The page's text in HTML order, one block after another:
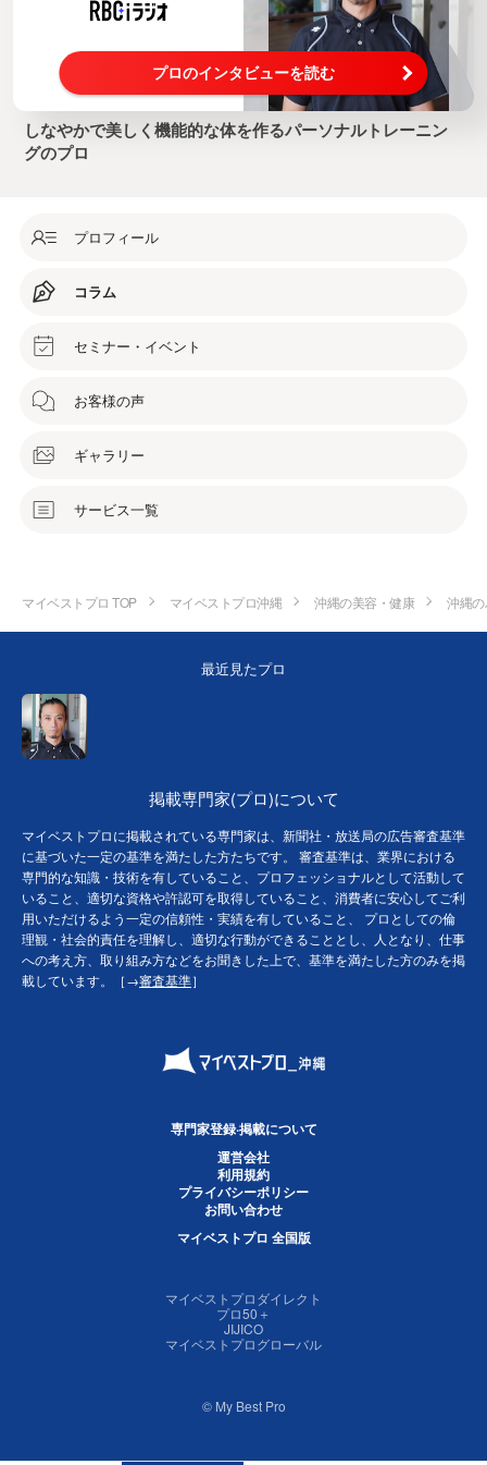
プロのインタビューを読む
しなやかで美しく機能的な体を作るパーソナルトレーニン
グのプロ
プロフィール
コラム
セミナー・イベント
お客様の声
ギャラリー
サービス一覧
マイベストプロ TOP マイベストプロ沖縄 沖縄の美容・健康 沖縄
最近見たプロ
掲載専門家(プロ)について
マイベストプロに掲載されている専門家は、新聞社・放送局の広告審査基準
に基づいた一定の基準を満たした方たちです。 審査基準は、業界における
専門的な知識・技術を有していること、プロフェッショナルとして活動して
いること、適切な資格や許認可を取得していること、消費者に安心してご利
用いただけるよう一定の信頼性・実績を有していること、 プロとしての倫
理観・社会的責任を理解し、適切な行動ができることとし、人となり、仕事
への考え方、取り組み方などをお聞きした上で、基準を満たした方のみを掲
載しています。［→審査基準］
専門家登録·掲載について
運営会社
利用規約
プライバシーポリシー
お問い合わせ
マイベストプロ 全国版
マイベストプロダイレクト
プロ50＋
JIJICO
マイベストプログローバル
© My Best Pro